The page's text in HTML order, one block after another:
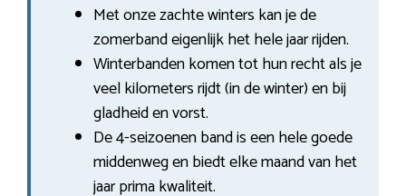
Met onze zachte winters kan je de
zomerband eigenlijk het hele jaar rijden.
Winterbanden komen tot hun recht als je
veel kilometers rijdt (in de winter) en bij
gladheid en vorst.
De 4-seizoenen band is een hele goede
middenweg en biedt elke maand van het
jaar prima kwaliteit.